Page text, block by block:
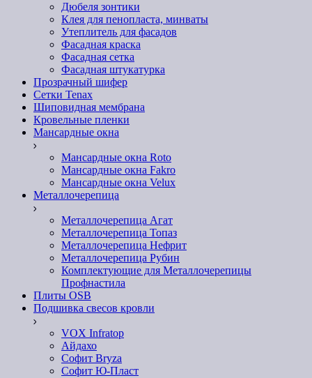
Дюбеля зонтики
Клея для пенопласта, минваты
Утеплитель для фасадов
Фасадная краска
Фасадная сетка
Фасадная штукатурка
Прозрачный шифер
Сетки Tenax
Шиповидная мембрана
Кровельные пленки
Мансардные окна
Мансардные окна Roto
Мансардные окна Fakro
Мансардные окна Velux
Металлочерепица
Металлочерепица Агат
Металлочерепица Топаз
Металлочерепица Нефрит
Металлочерепица Рубин
Комплектующие для Металлочерепицы
Профнастила
Плиты OSB
Подшивка свесов кровли
VOX Infratop
Айдахо
Софит Bryza
Софит Ю-Пласт